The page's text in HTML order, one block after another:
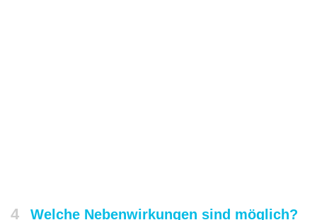
4 Welche Nebenwirkungen sind möglich?